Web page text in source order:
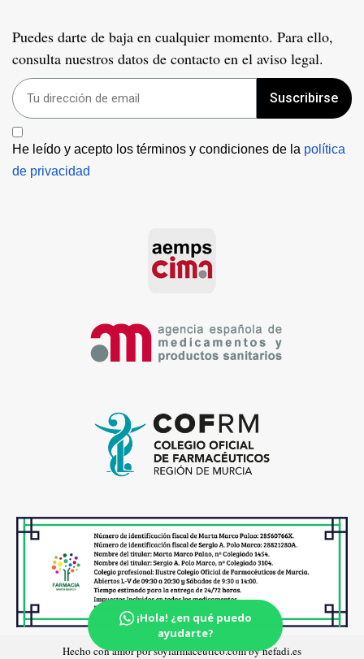
¡Hola! ¿en qué puedo
ayudarte?
Puedes darte de baja en cualquier momento. Para ello,
consulta nuestros datos de contacto en el aviso legal.
Suscribirse
He leído y acepto los términos y condiciones de la política
de privacidad
Hecho con amor por soyfarmaceutico.com by hefadi.es